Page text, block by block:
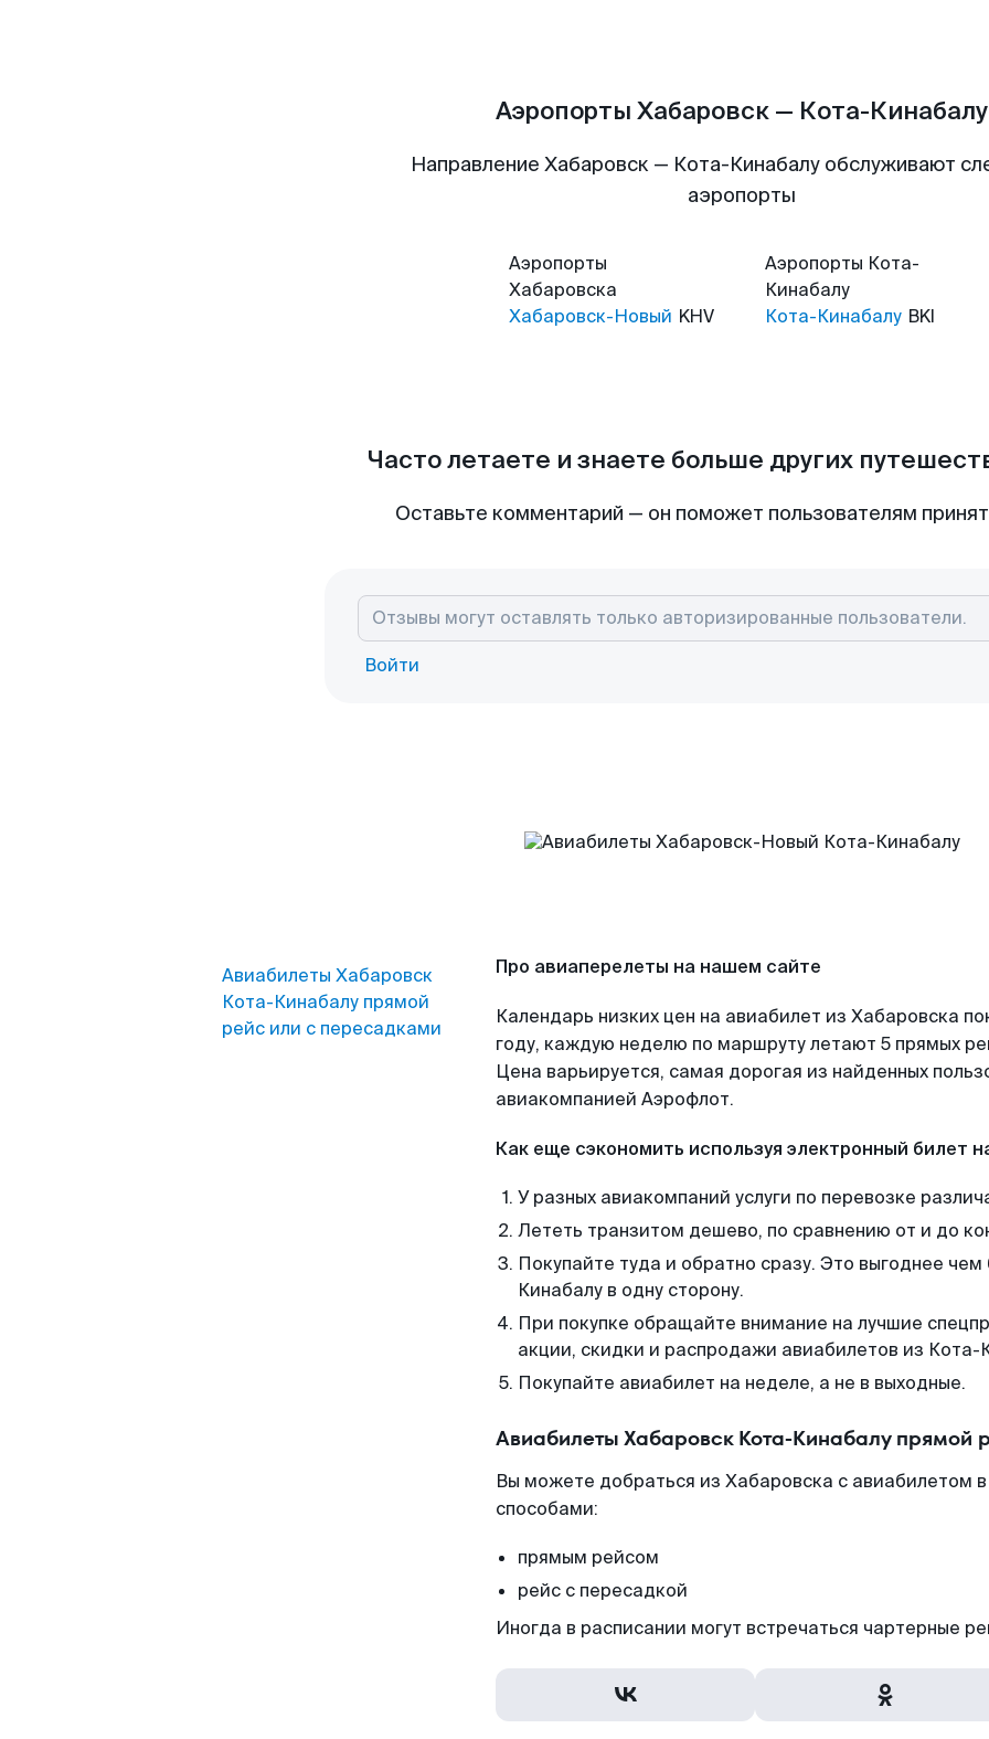
Аэропорты Хабаровск — Кота-Кинабалу
Направление Хабаровск — Кота-Кинабалу обслуживают
аэропорты
Аэропорты
Хабаровска
Хабаровск-Новый KHV
Аэропорты Кота-
Кинабалу
Кота-Кинабалу BKI
Часто летаете и знаете больше других
Оставьте комментарий — он поможет пользователям
Войти
Авиабилеты Хабаровск
Кота-Кинабалу прямой
рейс или с пересадками
Про авиаперелеты на нашем сайте
Календарь низких цен на авиабилет из Хабаровска
году, каждую неделю по маршруту летают 5 прямых
Цена варьируется, самая дорогая из найденных
авиакомпанией Аэрофлот.
Как еще сэкономить используя электронный билет
У разных авиакомпаний услуги по перевозке
Лететь транзитом дешево, по сравнению от и до
Покупайте туда и обратно сразу. Это выгоднее
Кинабалу в одну сторону.
При покупке обращайте внимание на лучшие
акции, скидки и распродажи авиабилетов из Кота-
Покупайте авиабилет на неделе, а не в выходные.
Авиабилеты Хабаровск Кота-Кинабалу прямой
Вы можете добраться из Хабаровска с авиабилетом
способами:
прямым рейсом
рейс с пересадкой
Иногда в расписании могут встречаться чартерные